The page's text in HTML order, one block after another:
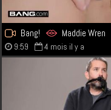
Bang! Maddie Wren
9:59 4 mois il y a